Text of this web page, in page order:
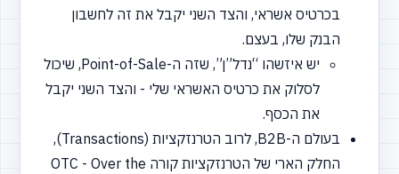
בכרטיס אשראי, והצד השני יקבל את זה לחשבון
הבנק שלו, בעצם.
יש איזשהו “נדל”ן”,
שזה ה-Point-of-Sale, שיכול
לסלוק את כרטיס האשראי שלי - והצד השני יקבל
את הכסף.
בעולם ה-B2B, לרוב הטרנזקציות
(Transactions),
החלק הארי של הטרנזקציות קורה OTC - Over the